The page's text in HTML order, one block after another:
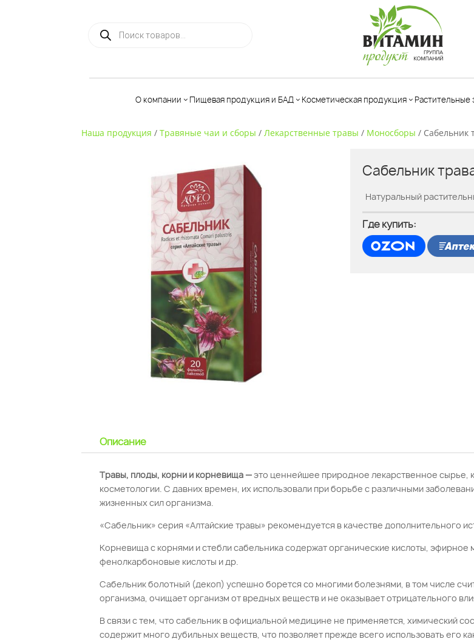
О компании Пищевая продукция и БАД
Льняная
продукция
Чага
Растительные
масла
Батончики
мюсли
Лекарственные
Косметическая продукция
Уход за
Уход за
Уход за
Уход за
помощь)
Антисептики
Гигиена
полости носа
Гигиена
Растительные
Наша продукция /Травяные чаи и сборы /Лекарственные травы / Моносборы / Сабельник
Сабельник
Натуральный
Где купить:
Описание
Травы, плоды, корни и корневища —это ценнейшее природное лекарственное сырье,
косметологии. С давних времен, их использовали при борьбе с различными
жизненных сил организма.
«Сабельник» серия «Алтайские травы» рекомендуется в качестве дополнительного
Корневища с корнями и стебли сабельника содержат органические кислоты,
фенолкарбоновые кислоты и др.
Сабельник болотный (декоп) успешно борется со многими болезнями, в том числе
организма, очищает организм от вредных веществ и не оказывает отрицательного
В связи с тем, что сабельник в официальной медицине не применяется, химический
содержит много дубильных веществ, что позволяет прежде всего использовать его